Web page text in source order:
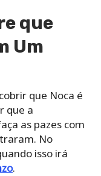
que
Um
que Noca é
que a
as pazes com
No
isso irá
.